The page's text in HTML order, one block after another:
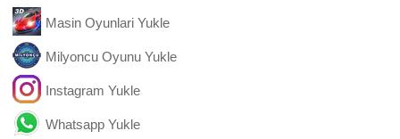
Masin Oyunlari Yukle
Milyoncu Oyunu Yukle
Instagram Yukle
Whatsapp Yukle